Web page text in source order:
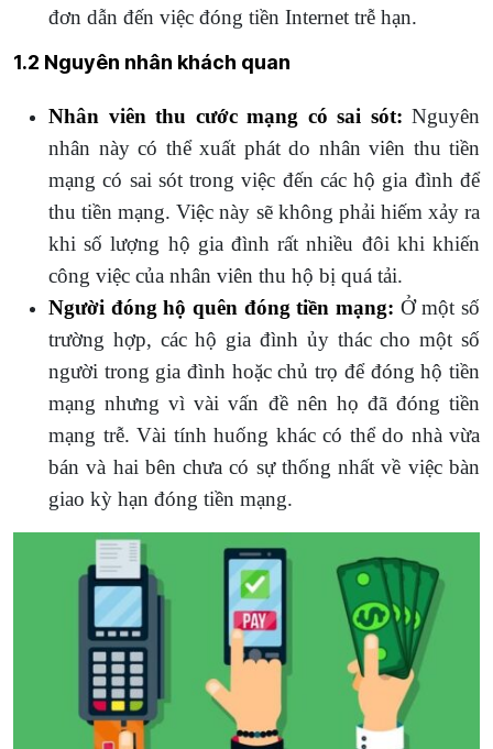
đơn dẫn đến việc đóng tiền Internet trễ hạn.
1.2 Nguyên nhân khách quan
Nhân viên thu cước mạng có sai sót: Nguyên
nhân này có thể xuất phát do nhân viên thu tiền
mạng có sai sót trong việc đến các hộ gia đình để
thu tiền mạng. Việc này sẽ không phải hiếm xảy ra
khi số lượng hộ gia đình rất nhiều đôi khi khiến
công việc của nhân viên thu hộ bị quá tải.
Người đóng hộ quên đóng tiền mạng: Ở một số
trường hợp, các hộ gia đình ủy thác cho một số
người trong gia đình hoặc chủ trọ để đóng hộ tiền
mạng nhưng vì vài vấn đề nên họ đã đóng tiền
mạng trễ. Vài tính huống khác có thể do nhà vừa
bán và hai bên chưa có sự thống nhất về việc bàn
giao kỳ hạn đóng tiền mạng.